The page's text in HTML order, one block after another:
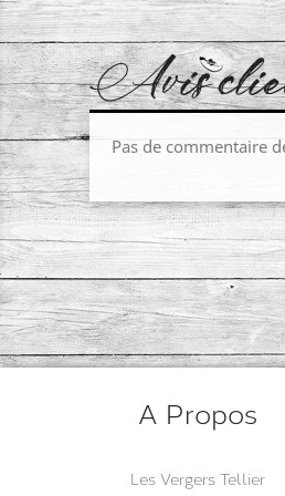
Avis
Pas de commentaire
A Propos
Les Vergers Tellier